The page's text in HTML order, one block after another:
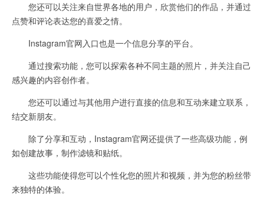
您还可以关注来自世界各地的用户，欣赏他们的作品，并通过
点赞和评论表达您的喜爱之情。
Instagram官网入口也是一个信息分享的平台。
通过搜索功能，您可以探索各种不同主题的照片，并关注自己
感兴趣的内容创作者。
您还可以通过与其他用户进行直接的信息和互动来建立联系，
结交新朋友。
除了分享和互动，Instagram官网还提供了一些高级功能，例
如创建故事，制作滤镜和贴纸。
这些功能使得您可以个性化您的照片和视频，并为您的粉丝带
来独特的体验。